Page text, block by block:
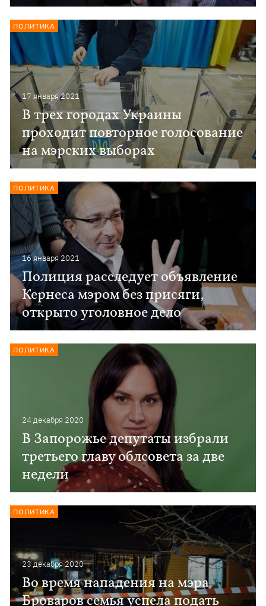
17 января 2021
В трех городах Украины
проходит повторное голосование
на мэрских выборах
ПОЛИТИКА
16 января 2021
Полиция расследует объявление
Кернеса мэром без присяги,
открыто уголовное дело
ПОЛИТИКА
24 декабря 2020
В Запорожье депутаты избрали
третьего главу облсовета за две
недели
ПОЛИТИКА
23 декабря 2020
Во время нападения на мэра
Броваров семья успела подать
ПОЛИТИКА